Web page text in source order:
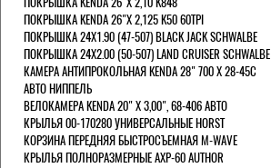
ПОКРЫШКА KENDA 26"Х 2,125 K50 60TPI
ПОКРЫШКА 24X1.90 (47-507) BLACK JACK SCHWALBE
ПОКРЫШКА 24X2.00 (50-507) LAND CRUISER SCHWALBE
КАМЕРА АНТИПРОКОЛЬНАЯ KENDA 28" 700 Х 28-45C
АВТО НИППЕЛЬ
ВЕЛОКАМЕРА KENDA 20" Х 3,00", 68-406 АВТО
КРЫЛЬЯ 00-170280 УНИВЕРСАЛЬНЫЕ HORST
КОРЗИНА ПЕРЕДНЯЯ БЫСТРОСЪЕМНАЯ M-WAVE
КРЫЛЬЯ ПОЛНОРАЗМЕРНЫЕ AXP-60 AUTHOR